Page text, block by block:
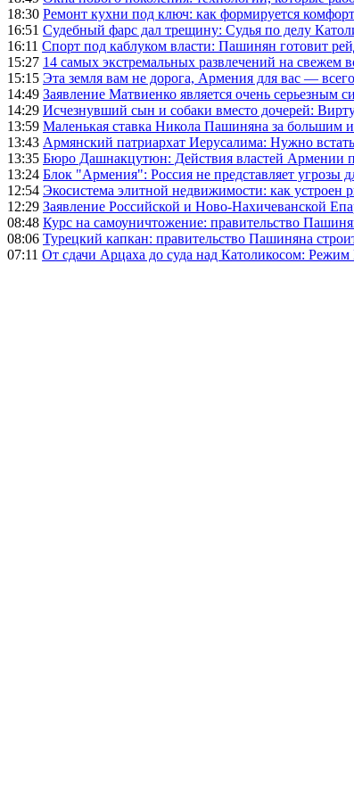
18:30 Ремонт кухни под ключ: как формируется
16:51 Судебный фарс дал трещину: Судья по делу
16:11 Спорт под каблуком власти: Пашинян готовит
15:27 14 самых экстремальных развлечений на свежем
15:15 Эта земля вам не дорога, Армения для вас —
14:49 Заявление Матвиенко является очень серьезным
14:29 Исчезнувший сын и собаки вместо дочерей:
13:59 Маленькая ставка Никола Пашиняна за большим
13:43 Армянский патриархат Иерусалима: Нужно
13:35 Бюро Дашнакцутюн: Действия властей Армении
13:24 Блок "Армения": Россия не представляет угрозы
12:54 Экосистема элитной недвижимости: как устроен
12:29 Заявление Российской и Ново-Нахичеванской
08:48 Курс на самоуничтожение: правительство
08:06 Турецкий капкан: правительство Пашиняна
07:11 От сдачи Арцаха до суда над Католикосом: